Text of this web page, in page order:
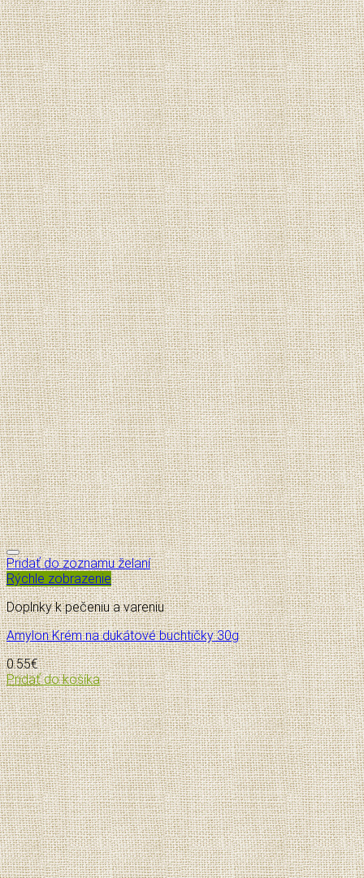
Pridať do zoznamu želaní
Rýchle zobrazenie
Doplnky k pečeniu a vareniu
Amylon Krém na dukátové buchtičky 30g
0.55€
Pridať do košíka